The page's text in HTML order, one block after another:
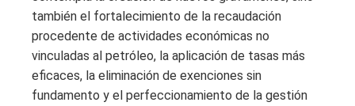
también el fortalecimiento de la recaudación
procedente de actividades económicas no
vinculadas al petróleo, la aplicación de tasas más
eficaces, la eliminación de exenciones sin
fundamento y el perfeccionamiento de la gestión